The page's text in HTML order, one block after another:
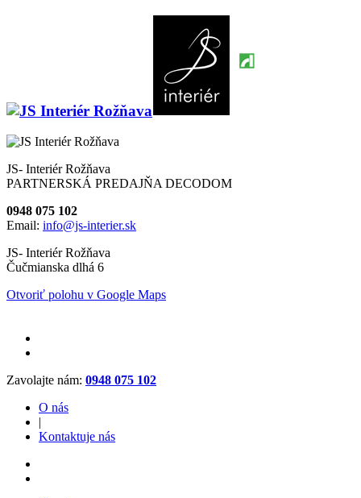
JS- Interiér Rožňava
PARTNERSKÁ PREDAJŇA DECODOM
0948 075 102
Email: info@js-interier.sk
JS- Interiér Rožňava
Čučmianska dlhá 6
Otvoriť polohu v Google Maps
Zavolajte nám: 0948 075 102
O nás
|
Kontaktuje nás